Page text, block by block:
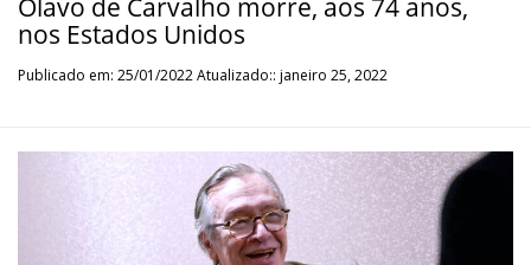
Olavo de Carvalho morre, aos 74 anos,
nos Estados Unidos
Publicado em: 25/01/2022 Atualizado:: janeiro 25, 2022